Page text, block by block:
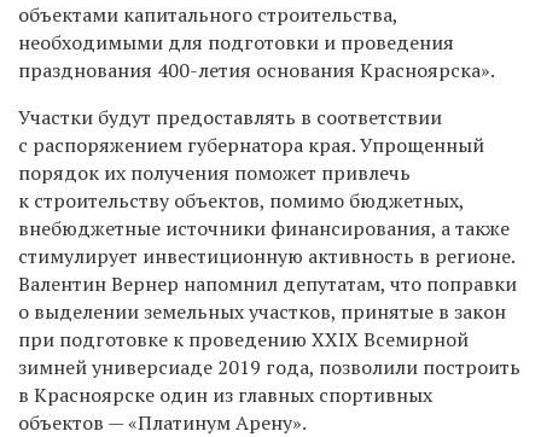
объектами капитального строительства,
необходимыми для подготовки и проведения
празднования 400-летия основания Красноярска».
Участки будут предоставлять в соответствии
с распоряжением губернатора края. Упрощенный
порядок их получения поможет привлечь
к строительству объектов, помимо бюджетных,
внебюджетные источники финансирования, а также
стимулирует инвестиционную активность в регионе.
Валентин Вернер напомнил депутатам, что поправки
о выделении земельных участков, принятые в закон
при подготовке к проведению XXIX Всемирной
зимней универсиаде 2019 года, позволили построить
в Красноярске один из главных спортивных
объектов — «Платинум Арену».